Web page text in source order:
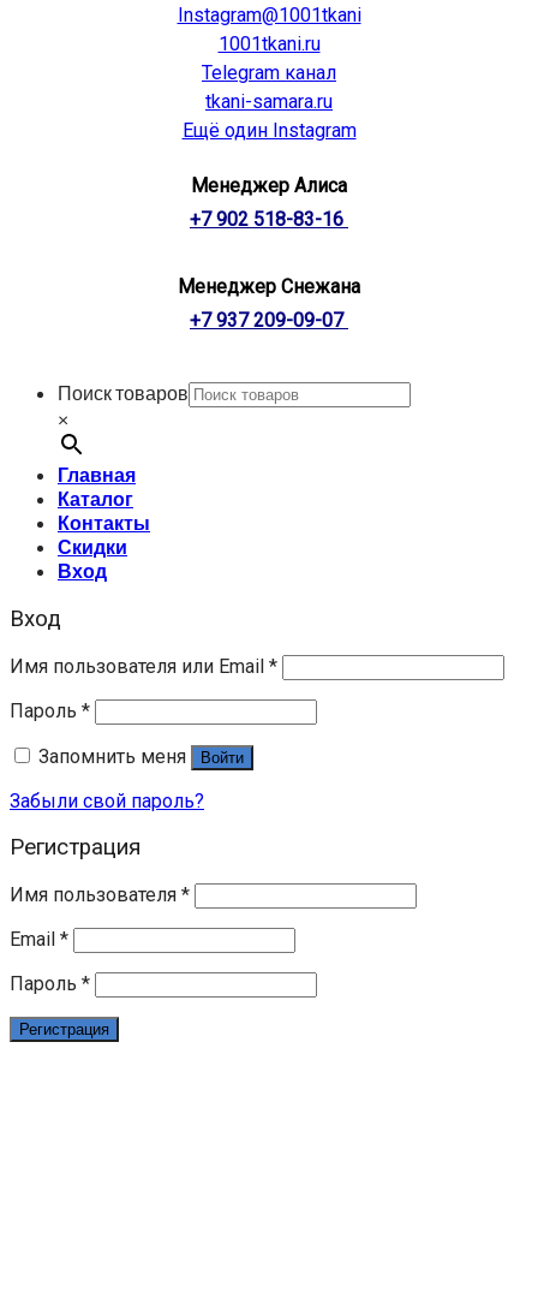
Instagram@1001tkani
1001tkani.ru
Telegram канал
tkani-samara.ru
Ещё один Instagram
Менеджер Алиса
+7 902 518-83-16
Менеджер Снежана
+7 937 209-09-07
Поиск товаров
×
Главная
Каталог
Контакты
Скидки
Вход
Вход
Имя пользователя или Email *
Пароль *
Запомнить меня
Войти
Забыли свой пароль?
Регистрация
Имя пользователя *
Email *
Пароль *
Регистрация